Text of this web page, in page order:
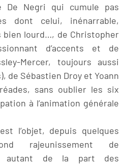
De Negri qui cumule pas
dont celui, inénarrable,
bien lourd…, de Christopher
d’accents et de
Mercer, toujours aussi
de Sébastien Droy et Yoann
sans oublier les six
à l’animation générale
l’objet, depuis quelques
rajeunissement de
autant de la part des